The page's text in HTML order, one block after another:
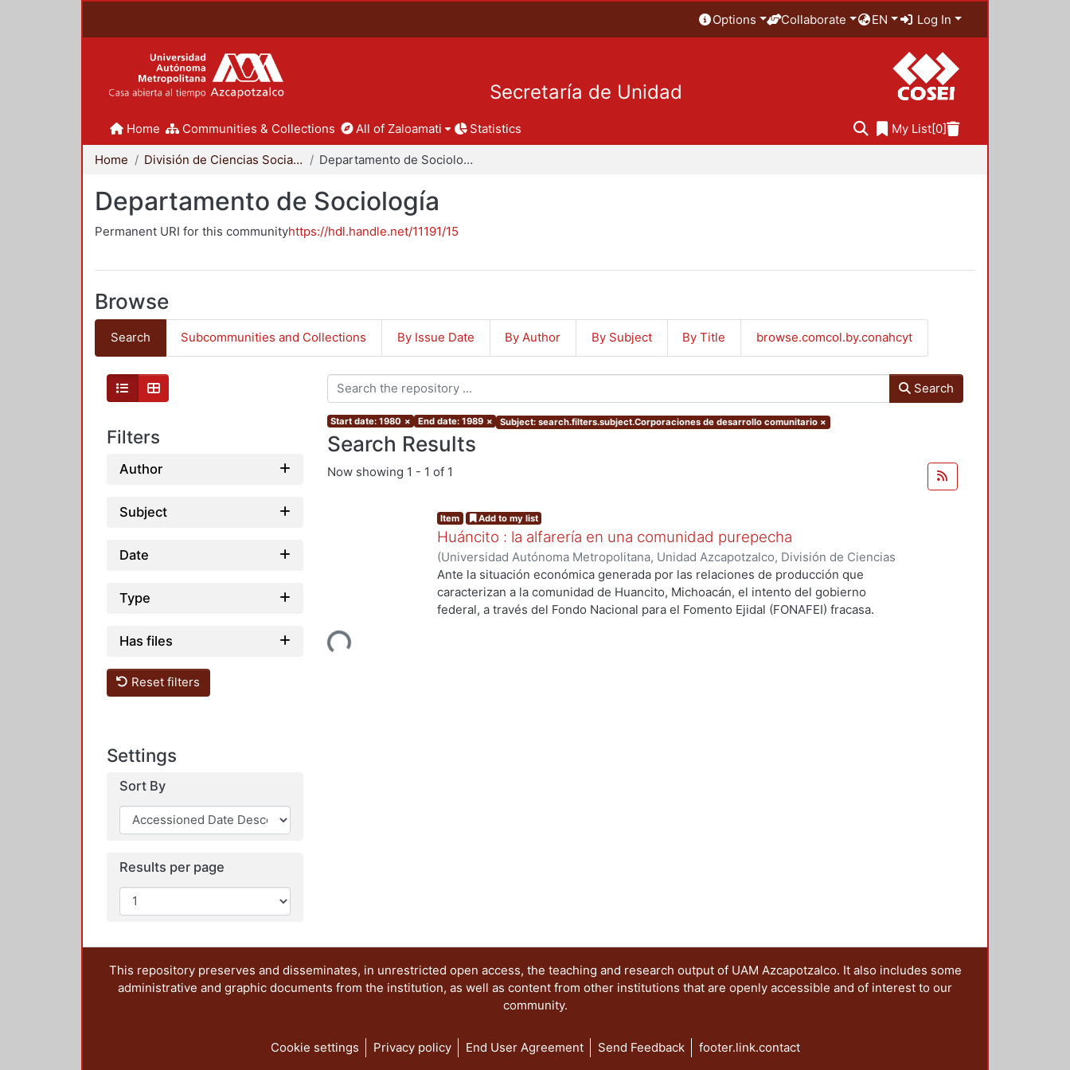
Options Collaborate EN Log In
Secretaría de Unidad
Home Communities & Collections All of Zaloamati Statistics My List[0]
Home División de Ciencias Sociales y Humanidades Departamento de Sociología
Departamento de Sociología
Permanent URI for this communityhttps://hdl.handle.net/11191/15
Browse
Search Subcommunities and Collections By Issue Date By Author By Subject By Title browse.comcol.by.conahcyt
Filters
Author
Subject
Date
Type
Has files
Reset filters
Settings
Sort By
Results per page
Search
Start date: 1980 × End date: 1989 × Subject: search.filters.subject.Corporaciones de desarrollo comunitario ×
Search Results
Now showing 1 - 1 of 1
Loading...
Item Add to my list
Huáncito : la alfarería en una comunidad purepecha
(Universidad Autónoma Metropolitana, Unidad Azcapotzalco, División de Ciencias
Sociales y Humanidades, Departamento de Sociología,1982 )Jiménez Castillo,
Manuel
Ante la situación económica generada por las relaciones de producción que
caracterizan a la comunidad de Huancito, Michoacán, el intento del gobierno
federal, a través del Fondo Nacional para el Fomento Ejidal (FONAFEI) fracasa.
This repository preserves and disseminates, in unrestricted open access, the teaching and research output of UAM Azcapotzalco. It also includes some
administrative and graphic documents from the institution, as well as content from other institutions that are openly accessible and of interest to our
community.
Cookie settings Privacy policy End User Agreement Send Feedback footer.link.contact